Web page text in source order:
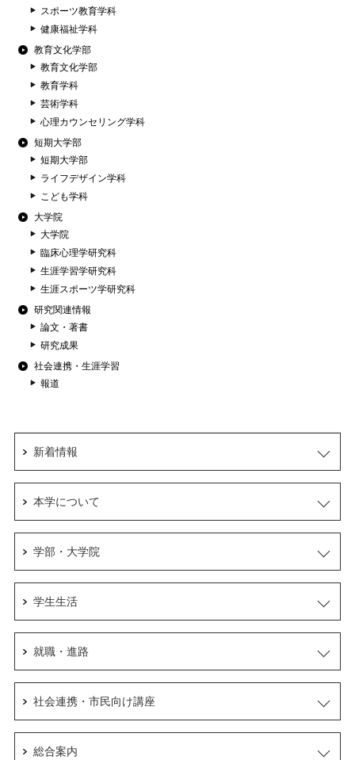
スポーツ教育学科
健康福祉学科
教育文化学部
教育文化学部
教育学科
芸術学科
心理カウンセリング学科
短期大学部
短期大学部
ライフデザイン学科
こども学科
大学院
大学院
臨床心理学研究科
生涯学習学研究科
生涯スポーツ学研究科
研究関連情報
論文・著書
研究成果
社会連携・生涯学習
報道
新着情報
本学について
学部・大学院
学生生活
就職・進路
社会連携・市民向け講座
総合案内